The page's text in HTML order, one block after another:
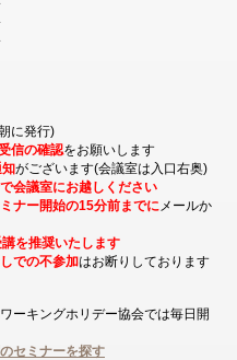
に発行)
信の確認をお願いします
がございます(会議室は入口右奥)
会議室にお越しください
ナー開始の15分前までにメールか
を推奨いたします
での不参加はお断りしております
ーキングホリデー協会では毎日開
セミナーを探す